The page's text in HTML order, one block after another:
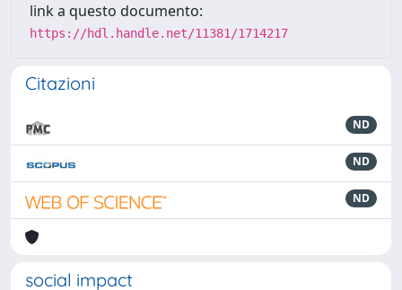
link a questo documento:
https://hdl.handle.net/11381/1714217
Citazioni
ND
ND
ND
social impact